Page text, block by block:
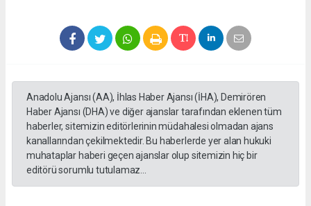
Anadolu Ajansı (AA), İhlas Haber Ajansı (İHA), Demirören
Haber Ajansı (DHA) ve diğer ajanslar tarafından eklenen tüm
haberler, sitemizin editörlerinin müdahalesi olmadan ajans
kanallarından çekilmektedir. Bu haberlerde yer alan hukuki
muhataplar haberi geçen ajanslar olup sitemizin hiç bir
editörü sorumlu tutulamaz...